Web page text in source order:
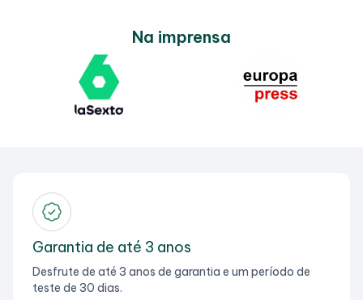
Na imprensa
Garantia de até 3 anos
Desfrute de até 3 anos de garantia e um período de
teste de 30 dias.